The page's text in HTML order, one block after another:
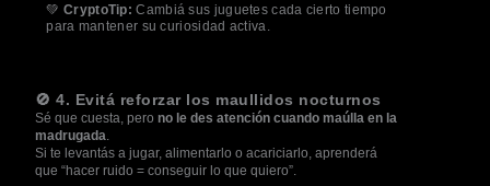
💚 CryptoTip: Cambiá sus juguetes cada cierto tiempo
para mantener su curiosidad activa.
🚫 4. Evitá reforzar los maullidos nocturnos
Sé que cuesta, perono le des atención cuando maúlla en la
madrugada.
Si te levantás a jugar, alimentarlo o acariciarlo, aprenderá
que “hacer ruido = conseguir lo que quiero”.